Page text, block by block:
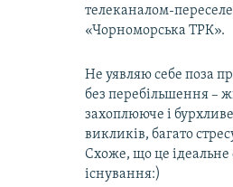
телеканалом-
«Чорноморська ТРК».
Не уявляю себе поза
без перебільшення –
захоплююче і
викликів, багато
Схоже, що це
існування:)